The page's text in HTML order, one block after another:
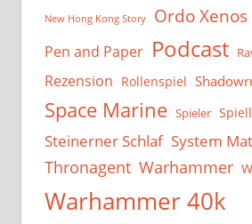
New Hong Kong Story Ordo Xenos
Pen and Paper Podcast
Rezension Rollenspiel
Space Marine Spieler
Steinerner Schlaf System
Thronagent Warhammer
Warhammer 40k